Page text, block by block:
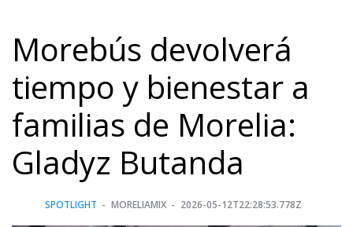
Morebús devolverá
tiempo y bienestar a
familias de Morelia:
Gladyz Butanda
SPOTLIGHT MORELIAMIX 2026-05-12T22:28:53.778Z